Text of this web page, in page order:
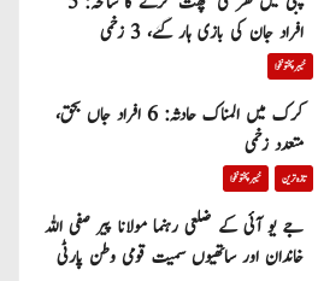
افراد جان کی بازی ہار گئے، 3 زخمی
خیبر پختونخوا
کرک میں المناک حادثہ: 6 افراد جاں بحق،
متعدد زخمی
تازہ ترین خیبر پختونخوا
جے یو آئی کے ضلعی رہنما مولانا پیر صفی اللہ
خاندان اور ساتھیوں سمیت قومی وطن پارٹی